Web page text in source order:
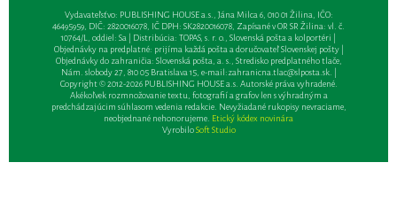
Vydavateľsťvo: PUBLISHING HOUSE a.s., Jána Milca 6, 010 01 Žilina, IČO:
46495959, DIČ: 2820016078, IČ DPH: SK2820016078, Zapísané v OR SR Žilina: vl. č.
10764/L, oddiel: Sa | Distribúcia: TOPAS, s. r. o., Slovenská pošta a kolportéri |
Objednávky na predplatné: prijíma každá pošta a doručovateľ Slovenskej pošty |
Objednávky do zahraničia: Slovenská pošta, a. s., Stredisko predplatného tlače,
Nám. slobody 27, 810 05 Bratislava 15, e-mail:zahranicna.tlac@slposta.sk. |
Copyright © 2012-2026 PUBLISHING HOUSE a.s. Autorské práva vyhradené.
Akékoľvek rozmnožovanie textu, fotografií a grafov len s výhradným a
predchádzajúcim súhlasom vedenia redakcie. Nevyžiadané rukopisy nevraciame,
neobjednané nehonorujeme. Etický kódex novinára
VyrobiloSoft Studio